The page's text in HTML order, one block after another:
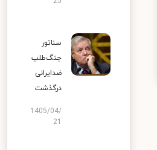
سناتور
جنگ‌طلب
ضدایرانی
درگذشت
1405/04/